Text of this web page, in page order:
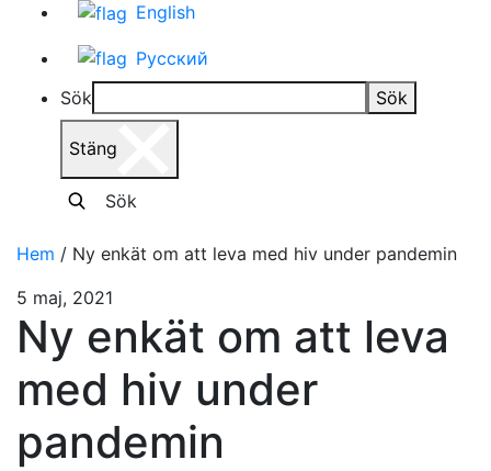
English
Русский
Sök
Sök
Stäng
Sök
Hem / Ny enkät om att leva med hiv under pandemin
5 maj, 2021
Ny enkät om att leva
med hiv under
pandemin